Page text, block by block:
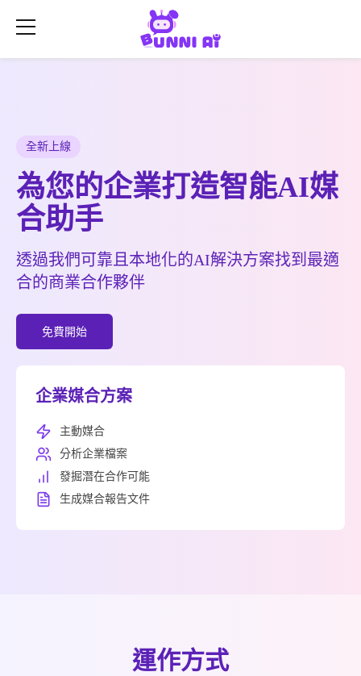
全新上線
為您的企業打造智能AI媒
合助手
透過我們可靠且本地化的AI解決方案找到最適
合的商業合作夥伴
免費開始
企業媒合方案
主動媒合
分析企業檔案
發掘潛在合作可能
生成媒合報告文件
運作方式